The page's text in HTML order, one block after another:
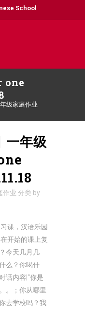
School
one
级家庭作业
一年级
作业 分类 by
课，汉语乐园
开始的课上复
今天几月几
么？你喝什
话内容|“你是
。；你从哪里
去学校吗？我